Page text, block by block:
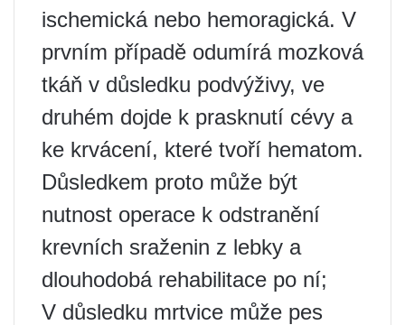
ischemická nebo hemoragická. V
prvním případě odumírá mozková
tkáň v důsledku podvýživy, ve
druhém dojde k prasknutí cévy a
ke krvácení, které tvoří hematom.
Důsledkem proto může být
nutnost operace k odstranění
krevních sraženin z lebky a
dlouhodobá rehabilitace po ní;
V důsledku mrtvice může pes